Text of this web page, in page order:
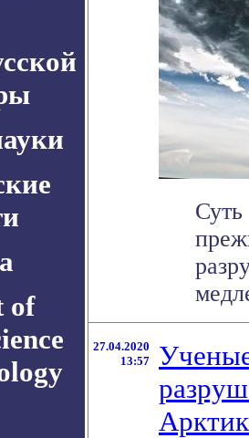
of
Суть
27.04.2020
13:57